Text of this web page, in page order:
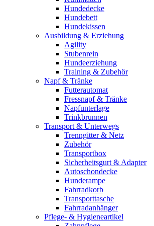
Hundedecke
Hundebett
Hundekissen
Ausbildung & Erziehung
Agility
Stubenrein
Hundeerziehung
Training & Zubehör
Napf & Tränke
Futterautomat
Fressnapf & Tränke
Napfunterlage
Trinkbrunnen
Transport & Unterwegs
Trenngitter & Netz
Zubehör
Transportbox
Sicherheitsgurt & Adapter
Autoschondecke
Hunderampe
Fahrradkorb
Transporttasche
Fahrradanhänger
Pflege- & Hygieneartikel